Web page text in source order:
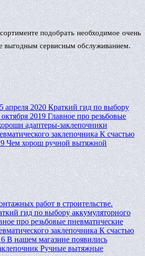
подобрать необходимое очень
выгодным сервисным обслуживанием.
апреля 2020 Краткий гид по выбору
2019 Главное про резьбовые
адаптеры-заклепочники
заклепочника К счастью
Чем хорош ручной вытяжной
работ в строительстве.
гид по выбору аккумуляторного
про резьбовые пневматические
заклепочника К счастью
В нашем магазине появились
Ручные вытяжные